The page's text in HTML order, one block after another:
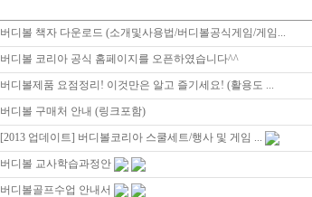
버디볼 책자 다운로드 (소개및사용법/버디볼공식게임/게임...
버디볼 코리아 공식 홈페이지를 오픈하였습니다^^
버디볼제품 요점정리! 이것만은 알고 즐기세요! (활용도 ...
버디볼 구매처 안내 (링크포함)
[2013 업데이트] 버디볼코리아 스쿨세트/행사 및 게임 ...
버디볼 교사학습과정안
버디볼골프수업 안내서